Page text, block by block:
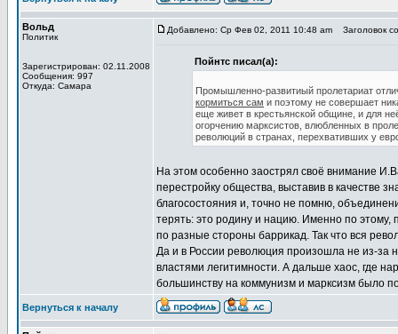
Вольд
Политик
Зарегистрирован: 02.11.2008
Сообщения: 997
Откуда: Самара
Добавлено: Ср Фев 02, 2011 10:48 am Заголовок
Пойнтс писал(а):
Промышленно-развитиый пролетариат
кормиться сам и поэтому не совершает
еще живет в крестьянской общине, и для
огорчению марксистов, влюбленных в
революций в странах, перехвативших у
На этом особенно заострял своё внимание
перестройку общества, выставив в качестве
благосостояния и, точно не помню,
терять: это родину и нацию. Именно по
по разные стороны баррикад. Так что вся
Да и в России революция произошла не из-за
властями легитимности. А дальше хаос, где
большинству на коммунизм и марксизм было
Вернуться к началу